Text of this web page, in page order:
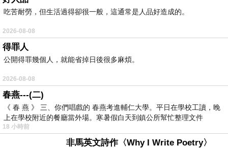
吃苦耐勞，但生活過得卻很一般，這通常是人品好造成的。
2026-08-08
得罪人
公開得罪幾個人，就能省掉日後很多麻煩。
2026-08-08
春燕---(二)
《 春 燕 》 三、你們唱戲的 春燕考進輔仁大學。平日在學校工讀，晚
上在學校附近的餐廳當外場。寒暑假白天到鎮公所幫忙整理文件
18 小時前
非馬英文詩作〈Why I Write Poetry〉